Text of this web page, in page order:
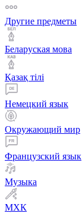
Другие предметы
Беларуская мова
Қазақ тiлi
Немецкий язык
Окружающий мир
Французский язык
Музыка
МХК